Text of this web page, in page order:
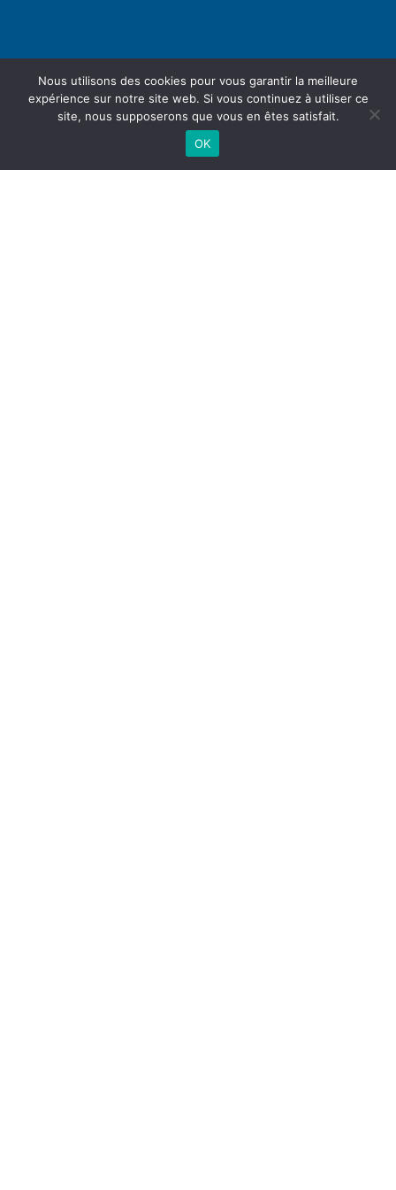
Nous utilisons des cookies pour vous garantir la meilleure
expérience sur notre site web. Si vous continuez à utiliser ce
site, nous supposerons que vous en êtes satisfait.
OK